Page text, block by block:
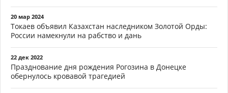
20 мар 2024
Токаев объявил Казахстан наследником Золотой Орды:
России намекнули на рабство и дань
22 дек 2022
Празднование дня рождения Рогозина в Донецке
обернулось кровавой трагедией